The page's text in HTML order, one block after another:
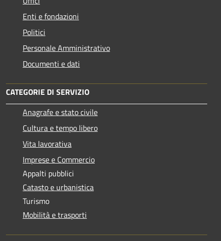
Enti e fondazioni
Politici
Personale Amministrativo
Documenti e dati
CATEGORIE DI SERVIZIO
Anagrafe e stato civile
Cultura e tempo libero
Vita lavorativa
Imprese e Commercio
Appalti pubblici
Catasto e urbanistica
Turismo
Mobilità e trasporti